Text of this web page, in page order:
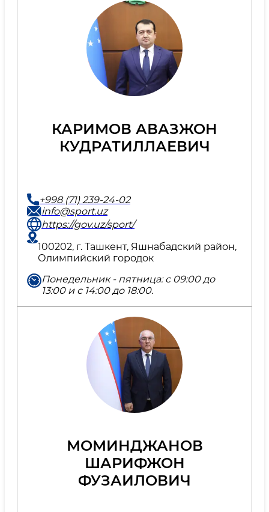
КАРИМОВ АВАЗЖОН
КУДРАТИЛЛАЕВИЧ
+998 (71) 239-24-02
info@sport.uz
https://gov.uz/sport/
100202, г. Ташкент, Яшнабадский район,
Олимпийский городок
Понедельник - пятница: с 09:00 до
13:00 и с 14:00 до 18:00.
МОМИНДЖАНОВ
ШАРИФЖОН
ФУЗАИЛОВИЧ